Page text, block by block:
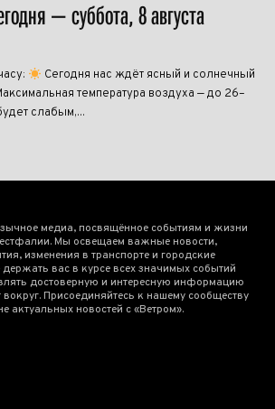
— суббота, 8 августа
Сегодня нас ждёт ясный и солнечный
температура воздуха — до 26–
слабым,...
медиа, посвящённое событиям и жизни
Мы освещаем важные новости,
изменения в транспорте и городские
вас в курсе всех значимых событий
достоверную и интересную информацию
вокруг. Присоединяйтесь к нашему сообществу
актуальных новостей с «Ветром».